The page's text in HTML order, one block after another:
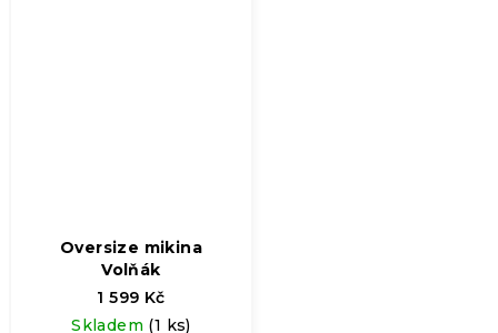
Oversize mikina
Volňák
1 599 Kč
Skladem (1 ks)